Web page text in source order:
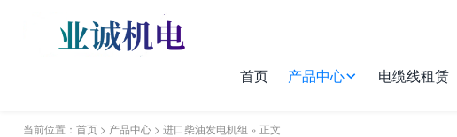
首页 产品中心 电缆线租赁
当前位置： 首页> 产品中心> 进口柴油发电机组 » 正文